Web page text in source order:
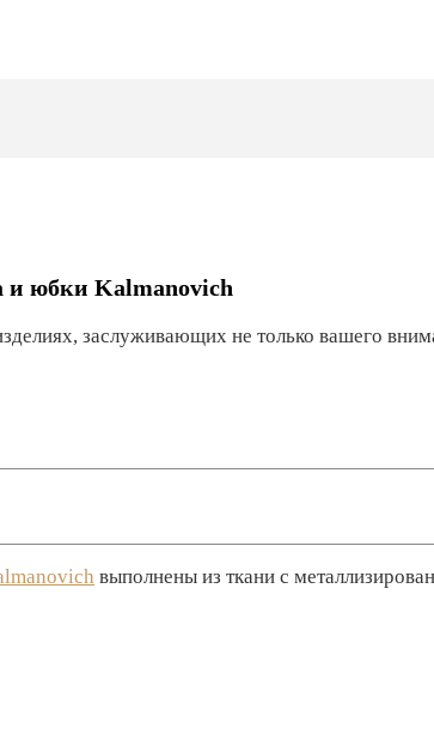
и юбки Kalmanovich
заслуживающих не только вашего
выполнены из ткани с